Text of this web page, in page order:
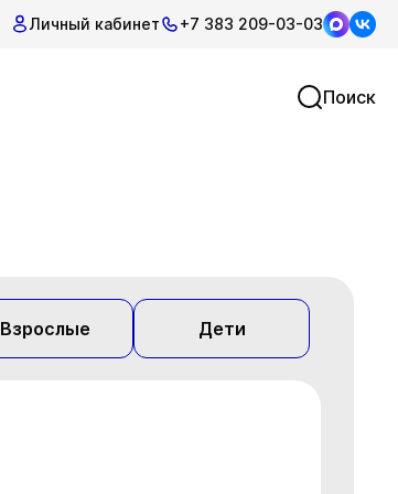
Личный кабинет +7 383 209-03-03
Поиск
Взрослые Дети